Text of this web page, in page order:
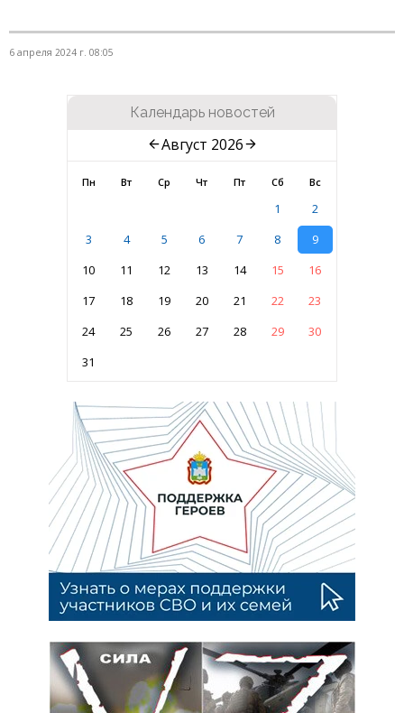
6 апреля 2024 г. 08:05
Календарь новостей
Август 2026
Пн Вт Ср Чт Пт Сб Вс
1
2
3
4 5 6 7 8
9
10
11 12 13 14 15
16
17
18 19 20 21 22
23
24
25 26 27 28 29
30
31